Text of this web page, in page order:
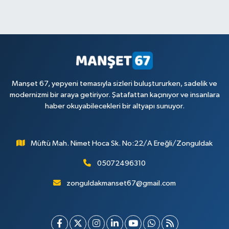
Manşet 67, yepyeni temasıyla sizleri buluştururken, sadelik ve
modernizmi bir araya getiriyor. Şatafattan kaçınıyor ve insanlara
haber okuyabilecekleri bir altyapı sunuyor.
Müftü Mah. Nimet Hoca Sk. No:22/A Ereğli/Zonguldak
05072496310
zonguldakmanset67@gmail.com